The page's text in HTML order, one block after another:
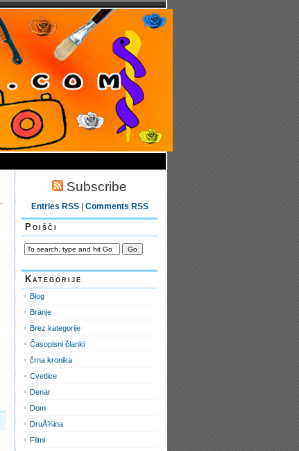
Subscribe
Entries RSS| Comments RSS
Poišči
Kategorije
Blog
Branje
Brez kategorije
Časopisni članki
črna kronika
Cvetlice
Denar
Dom
DruÅ¾ina
Filmi